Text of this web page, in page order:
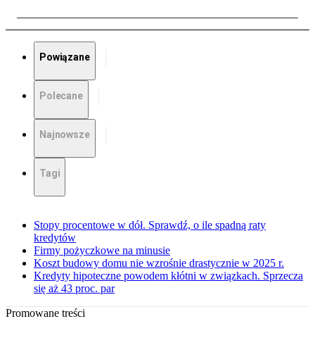
Powiązane
Polecane
Najnowsze
Tagi
Stopy procentowe w dół. Sprawdź, o ile spadną raty
kredytów
Firmy pożyczkowe na minusie
Koszt budowy domu nie wzrośnie drastycznie w 2025 r.
Kredyty hipoteczne powodem kłótni w związkach. Sprzecza
się aż 43 proc. par
Promowane treści